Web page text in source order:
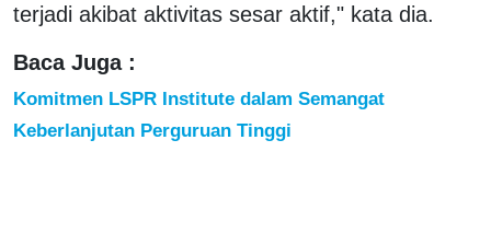
terjadi akibat aktivitas sesar aktif," kata dia.
Baca Juga :
Komitmen LSPR Institute dalam Semangat
Keberlanjutan Perguruan Tinggi